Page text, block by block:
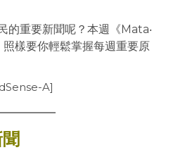
的重要新聞呢？本週《Mata‧
樣要你輕鬆掌握每週重要原
A]